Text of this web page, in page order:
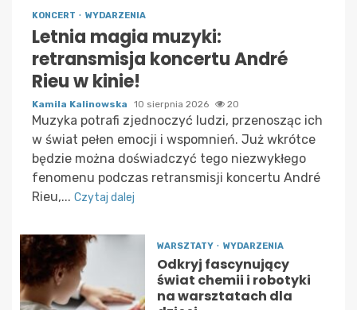
KONCERT WYDARZENIA
Letnia magia muzyki:
retransmisja koncertu André
Rieu w kinie!
Kamila Kalinowska 10 sierpnia 2026 20
Muzyka potrafi zjednoczyć ludzi, przenosząc ich
w świat pełen emocji i wspomnień. Już wkrótce
będzie można doświadczyć tego niezwykłego
fenomenu podczas retransmisji koncertu André
Rieu,... Czytaj dalej
WARSZTATY WYDARZENIA
Odkryj fascynujący
świat chemii i robotyki
na warsztatach dla